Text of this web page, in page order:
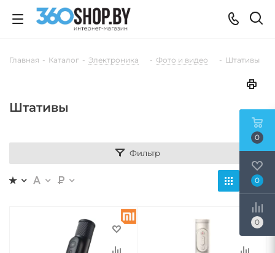
Главная - Каталог - Электроника - Фото и видео - Штативы
Штативы
Фильтр
0
0
0